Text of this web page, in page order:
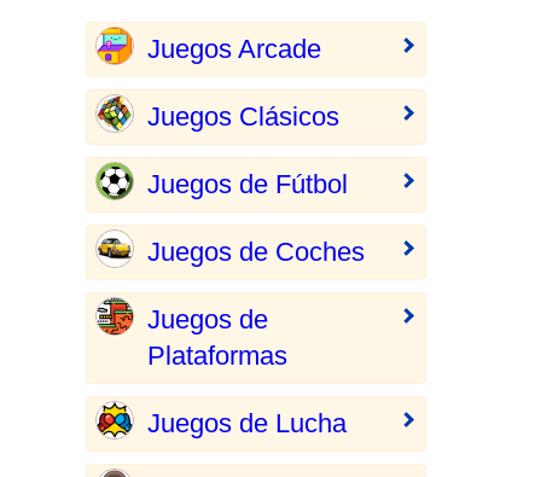
Juegos Arcade
Juegos Clásicos
Juegos de Fútbol
Juegos de Coches
Juegos de
Plataformas
Juegos de Lucha